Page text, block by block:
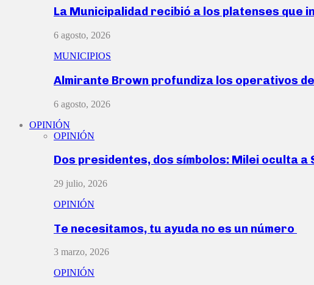
La Municipalidad recibió a los platenses que
6 agosto, 2026
MUNICIPIOS
Almirante Brown profundiza los operativos
6 agosto, 2026
OPINIÓN
OPINIÓN
Dos presidentes, dos símbolos: Milei oculta a
29 julio, 2026
OPINIÓN
Te necesitamos, tu ayuda no es un número
3 marzo, 2026
OPINIÓN